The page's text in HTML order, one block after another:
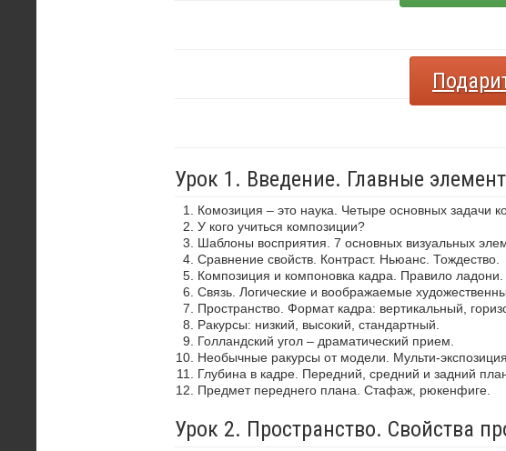
Урок 1. Введение. Главные
Комозиция – это наука. Четыре основных задачи
У кого учиться композиции?
Шаблоны восприятия. 7 основных визуальных
Сравнение свойств. Контраст. Ньюанс. Тождество.
Композиция и компоновка кадра. Правило ладони.
Связь. Логические и воображаемые
Пространство. Формат кадра: вертикальный,
Ракурсы: низкий, высокий, стандартный.
Голландский угол – драматический прием.
Необычные ракурсы от модели. Мульти-экспозиция.
Глубина в кадре. Передний, средний и задний
Предмет переднего плана. Стафаж, рюкенфиге.
Урок 2. Пространство. Свойства